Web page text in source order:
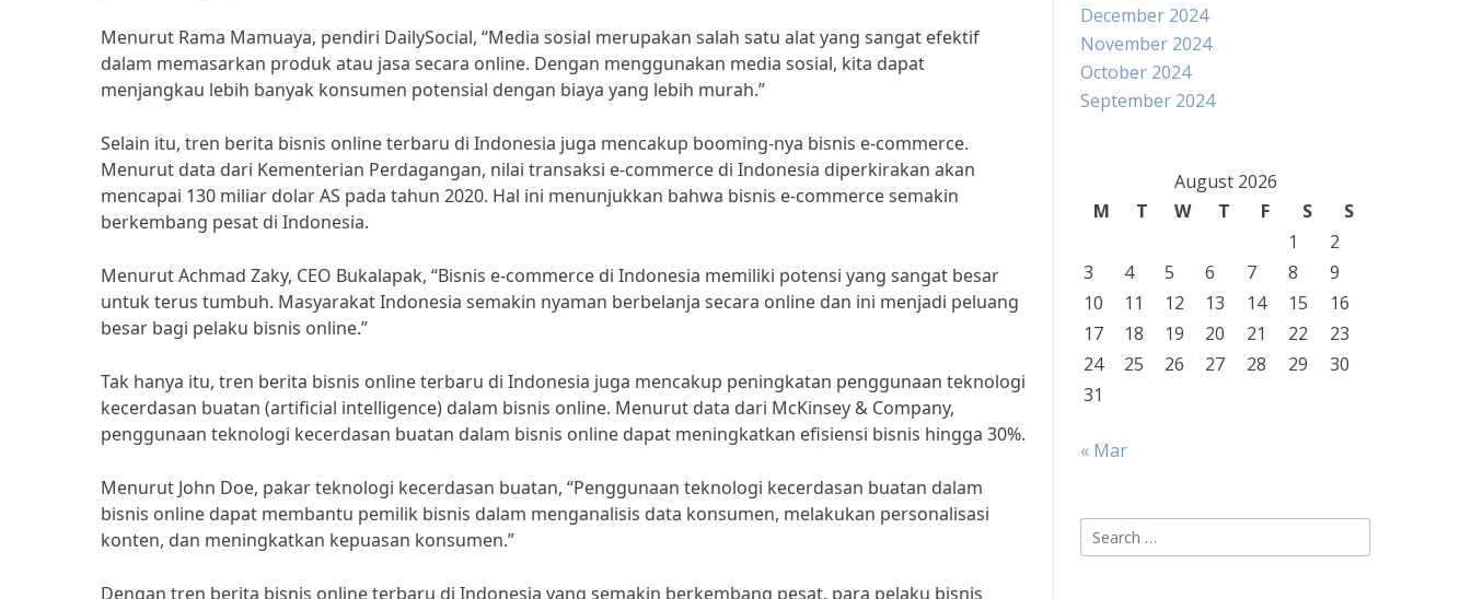
Menurut Rama Mamuaya, pendiri DailySocial, “Media sosial merupakan salah satu alat yang sangat efektif
dalam memasarkan produk atau jasa secara online. Dengan menggunakan media sosial, kita dapat
menjangkau lebih banyak konsumen potensial dengan biaya yang lebih murah.”
Selain itu, tren berita bisnis online terbaru di Indonesia juga mencakup booming-nya bisnis e-commerce.
Menurut data dari Kementerian Perdagangan, nilai transaksi e-commerce di Indonesia diperkirakan akan
mencapai 130 miliar dolar AS pada tahun 2020. Hal ini menunjukkan bahwa bisnis e-commerce semakin
berkembang pesat di Indonesia.
Menurut Achmad Zaky, CEO Bukalapak, “Bisnis e-commerce di Indonesia memiliki potensi yang sangat besar
untuk terus tumbuh. Masyarakat Indonesia semakin nyaman berbelanja secara online dan ini menjadi peluang
besar bagi pelaku bisnis online.”
Tak hanya itu, tren berita bisnis online terbaru di Indonesia juga mencakup peningkatan penggunaan teknologi
kecerdasan buatan (artificial intelligence) dalam bisnis online. Menurut data dari McKinsey & Company,
penggunaan teknologi kecerdasan buatan dalam bisnis online dapat meningkatkan efisiensi bisnis hingga 30%.
Menurut John Doe, pakar teknologi kecerdasan buatan, “Penggunaan teknologi kecerdasan buatan dalam
bisnis online dapat membantu pemilik bisnis dalam menganalisis data konsumen, melakukan personalisasi
konten, dan meningkatkan kepuasan konsumen.”
Dengan tren berita bisnis online terbaru di Indonesia yang semakin berkembang pesat, para pelaku bisnis
December 2024
November 2024
October 2024
September 2024
August 2026
M
T W T F S
S
1
2
3
4 5 6 7 8
9
10
11 12 13 14 15
16
17
18 19 20 21 22
23
24
25 26 27 28 29
30
31
« Mar
Search
for: